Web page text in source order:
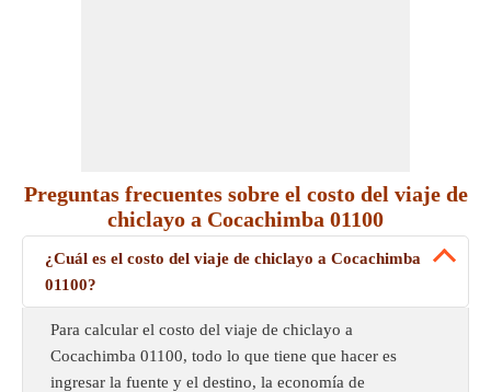
Preguntas frecuentes sobre el costo del viaje de
chiclayo a Cocachimba 01100
¿Cuál es el costo del viaje de chiclayo a Cocachimba
01100?
Para calcular el costo del viaje de chiclayo a
Cocachimba 01100, todo lo que tiene que hacer es
ingresar la fuente y el destino, la economía de